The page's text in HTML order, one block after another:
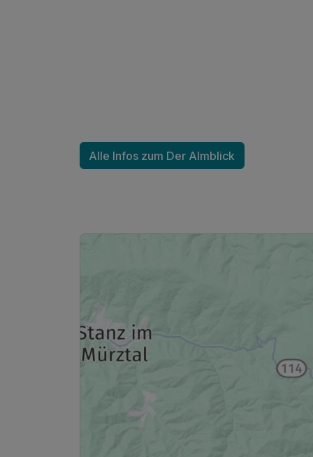
Alle Infos zum Der Almblick